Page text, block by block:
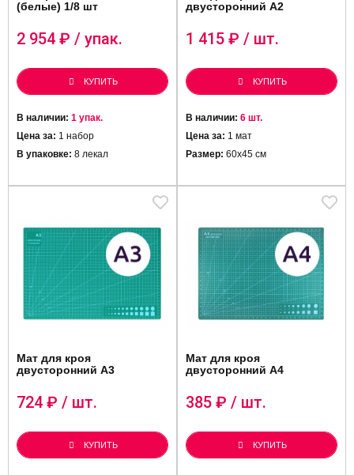
(белые) 1/8 шт
2 954 ₽ / упак.
КУПИТЬ
В наличии: 1 упак.
Цена за: 1 набор
В упаковке: 8 лекал
двусторонний А2
1 415 ₽ / шт.
КУПИТЬ
В наличии: 6 шт.
Цена за: 1 мат
Размер: 60х45 см
Мат для кроя
двусторонний А3
724 ₽ / шт.
КУПИТЬ
Мат для кроя
двусторонний А4
385 ₽ / шт.
КУПИТЬ